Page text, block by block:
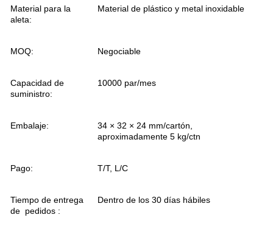
Material para la
aleta:
Material de plástico y metal inoxidable
MOQ: Negociable
Capacidad de
suministro:
10000 par/mes
Embalaje:
34 × 32 × 24 mm/cartón,
aproximadamente 5 kg/ctn
Pago: T/T, L/C
Tiempo de entrega
de pedidos :
Dentro de los 30 días hábiles